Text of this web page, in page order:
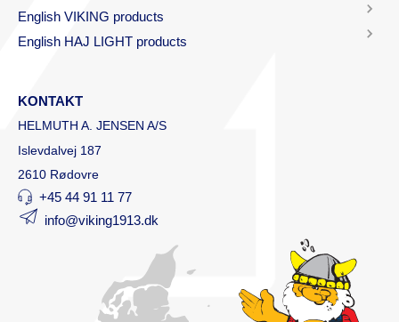
English VIKING products
English HAJ LIGHT products
KONTAKT
HELMUTH A. JENSEN A/S
Islevdalvej 187
2610 Rødovre
+45 44 91 11 77
info@viking1913.dk